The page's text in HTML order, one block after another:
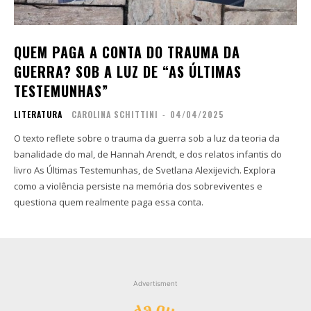
Contato
Zine
Autores
Sobre
Contato
Filmes
Sobre
Blog
Portfólio
Contato
Zine
Autores
Sobre
Contato
Filmes
Sobre
Blog
Portfólio
QUEM PAGA A CONTA DO TRAUMA DA
GUERRA? SOB A LUZ DE “AS ÚLTIMAS
TESTEMUNHAS”
LITERATURA CAROLINA SCHITTINI - 04/04/2025
O texto reflete sobre o trauma da guerra sob a luz da teoria da
banalidade do mal, de Hannah Arendt, e dos relatos infantis do
livro As Últimas Testemunhas, de Svetlana Alexijevich. Explora
como a violência persiste na memória dos sobreviventes e
questiona quem realmente paga essa conta.
Advertisment